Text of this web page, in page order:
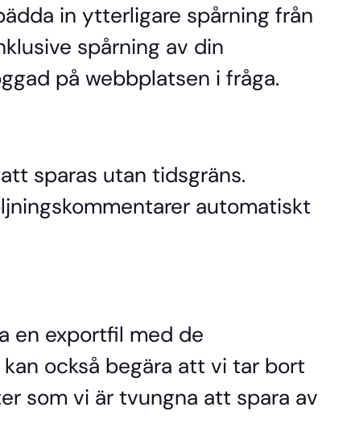
in ytterligare spårning från
spårning av din
på webbplatsen i fråga.
sparas utan tidsgräns.
automatiskt
en exportfil med de
också begära att vi tar bort
som vi är tvungna att spara av